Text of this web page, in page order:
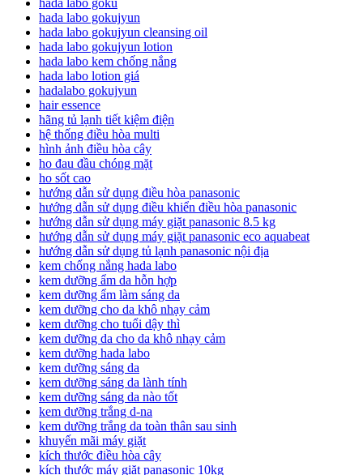
hada labo goku
hada labo gokujyun
hada labo gokujyun cleansing oil
hada labo gokujyun lotion
hada labo kem chống nắng
hada labo lotion giá
hadalabo gokujyun
hair essence
hãng tủ lạnh tiết kiệm điện
hệ thống điều hòa multi
hình ảnh điều hòa cây
ho đau đầu chóng mặt
ho sốt cao
hướng dẫn sử dụng điều hòa panasonic
hướng dẫn sử dụng điều khiển điều hòa panasonic
hướng dẫn sử dụng máy giặt panasonic 8.5 kg
hướng dẫn sử dụng máy giặt panasonic eco aquabeat
hướng dẫn sử dụng tủ lạnh panasonic nội địa
kem chống nắng hada labo
kem dưỡng ẩm da hỗn hợp
kem dưỡng ẩm làm sáng da
kem dưỡng cho da khô nhạy cảm
kem dưỡng cho tuổi dậy thì
kem dưỡng da cho da khô nhạy cảm
kem dưỡng hada labo
kem dưỡng sáng da
kem dưỡng sáng da lành tính
kem dưỡng sáng da nào tốt
kem dưỡng trắng d-na
kem dưỡng trắng da toàn thân sau sinh
khuyến mãi máy giặt
kích thước điều hòa cây
kích thước máy giặt panasonic 10kg